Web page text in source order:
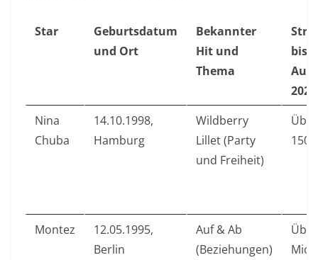
Star
Geburtsdatum
und Ort
Bekannter
Hit und
Thema
bis
2025
Nina
Chuba
14.10.1998,
Hamburg
Wildberry
Lillet (Party
und Freiheit)
Über
150
Montez
12.05.1995,
Berlin
Auf & Ab
(Beziehungen)
Mio.